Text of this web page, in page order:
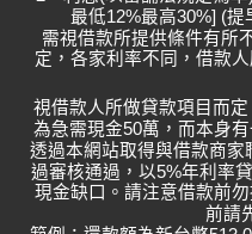
屏東人的資金智慧：借
2025-09-12
題。尤其在屏東這樣的地區，不論
闆，還是一般家庭，都可能在某些
「屏東借款」因此成為許多人尋找
而，如何在借款的同時維持生活品
最低12%最高30%] (
需視借款所提供條件有所
定，各家利率不同，借款
視借款人所做貸款項目而
為急需現金50萬，而本身
透過本網站取得與借款商
過審核通過，以5%年利率
現金缺口。請注意借款前
前請